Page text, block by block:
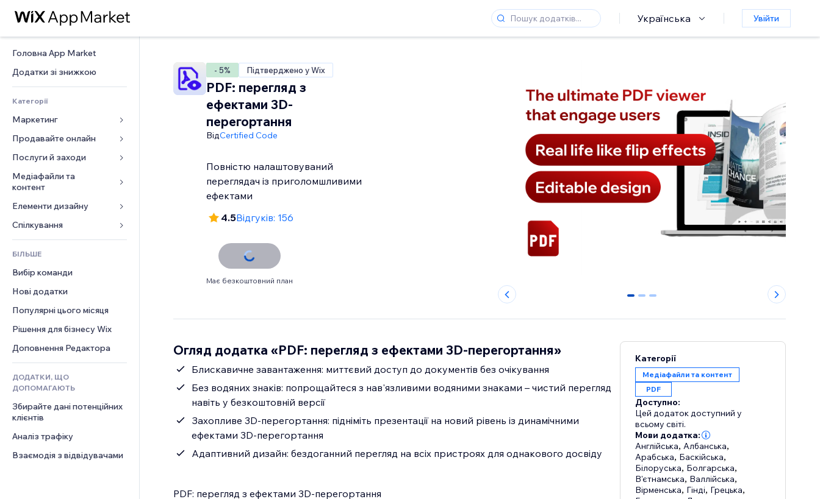
Українська Увійти
Головна App Market
Додатки зі знижкою
Категорії
Маркетинг
Реклама
Мобільний
Аналітика
Соцмережі
SEO
Залучення
Розміщення сайту
Ел. пошта
Конверсія
Продавайте онлайн
Додатки для магазинів
Надсилання та доставка
Кнопки продажу
Онлайн‑курси
Друк на замовлення
Бухгалтерський облік
Купони й лояльність
Рішення для складів
Дропшипінг
Тарифні плани й підписки
Краудфандинг
Їжа та напої
Послуги й заходи
Готелі
Заходи
Ресторани
Нерухомість
Медіафайли та
контент
Галерея
Музика
Подкасти
Фотографія
Відео
PDF
Обмін файлами
Новини
Елементи дизайну
Карти й навігація
Конфіденційність і безпека
Годинник
Шаблони сторінок
Ефекти зображення
Кнопки та меню
Банери та бейджі
Калькулятори
Пошук
Погода
Графіки й таблиці
Форми
Опитування
Чат
Коментарі
Телефон
Спільнота
Відгуки
CRM
БІЛЬШЕ
Вибір команди
Нові додатки
Популярні цього місяця
Рішення для бізнесу Wix
Доповнення Редактора
ДОДАТКИ, ЩО
ДОПОМАГАЮТЬ
Збирайте дані потенційних
клієнтів
Аналіз трафіку
Взаємодія з відвідувачами
- 5% Підтверджено у Wix
PDF: перегляд з
ефектами 3D-
перегортання
ВідCertified Code
Повністю налаштовуваний
переглядач із приголомшливими
ефектами
4.5Відгуків: 156
Має безкоштовний план
0 1 2
Огляд додатка «PDF: перегляд з ефектами 3D-перегортання»
Блискавичне завантаження: миттєвий доступ до документів без очікування
Без водяних знаків: попрощайтеся з нав'язливими водяними знаками – чистий перегляд
навіть у безкоштовній версії
Захопливе 3D-перегортання: підніміть презентації на новий рівень із динамічними
ефектами 3D-перегортання
Адаптивний дизайн: бездоганний перегляд на всіх пристроях для однакового досвіду
PDF: перегляд з ефектами 3D-перегортання
Категорії
Медіафайли та контент
PDF
Доступно:
Цей додаток доступний у
всьому світі.
Мови додатка:
Англійська, Албанська,
Арабська, Баскійська,
Білоруська, Болгарська,
В'єтнамська, Валлійська,
Вірменська, Гінді, Грецька,